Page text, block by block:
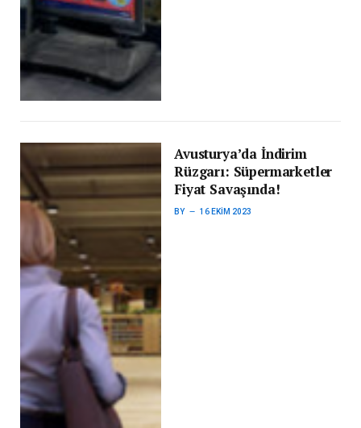
Avusturya’da İndirim
Rüzgarı: Süpermarketler
Fiyat Savaşında!
BY 16 EKIM 2023